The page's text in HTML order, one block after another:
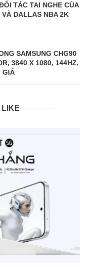
TÁC TAI NGHE CỦA
DALLAS NBA 2K
SAMSUNG CHG90
3840 X 1080, 144HZ,
GIÁ
LIKE